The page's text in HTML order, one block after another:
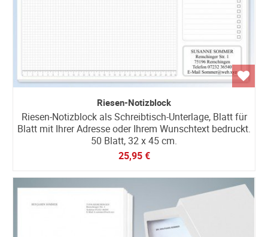
Riesen-Notizblock
Riesen-Notizblock als Schreibtisch-Unterlage, Blatt für
Blatt mit Ihrer Adresse oder Ihrem Wunschtext bedruckt.
50 Blatt, 32 x 45 cm.
25,95 €